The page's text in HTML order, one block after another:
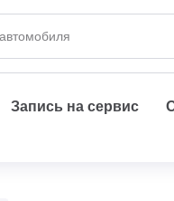
Запись на сервис